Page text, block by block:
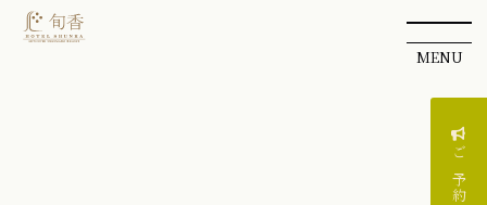
ご予約
MENU